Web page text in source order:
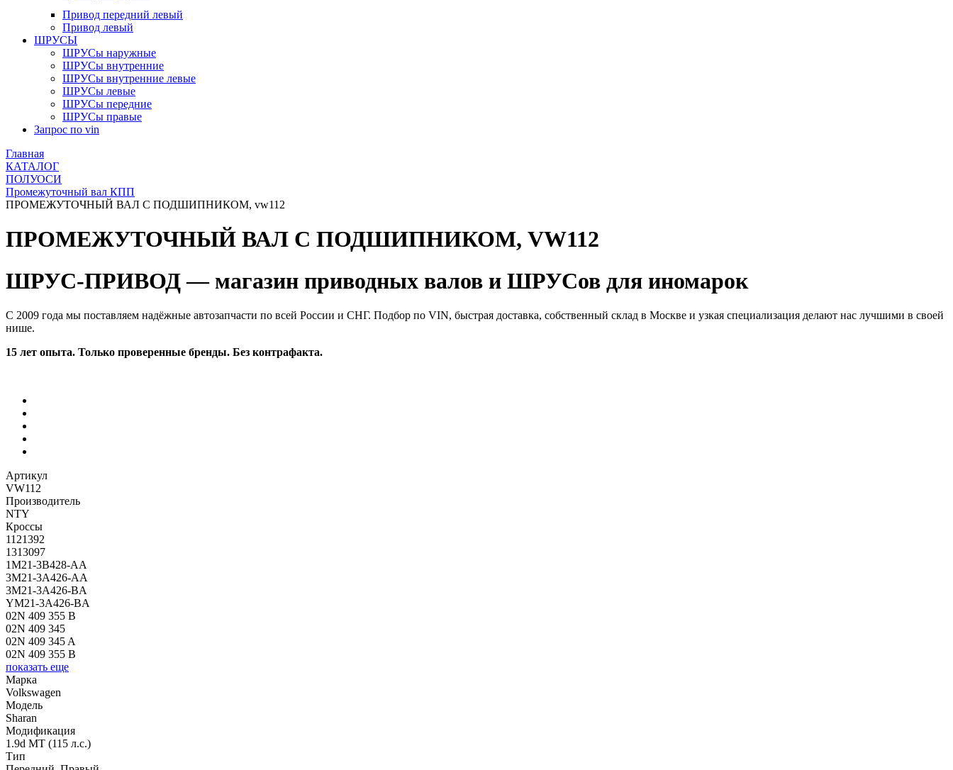
Привод передний левый
Привод левый
ШРУСЫ
ШРУСы наружные
ШРУСы внутренние
ШРУСы внутренние левые
ШРУСы левые
ШРУСы передние
ШРУСы правые
Запрос по vin
Главная
КАТАЛОГ
ПОЛУОСИ
Промежуточный вал КПП
ПРОМЕЖУТОЧНЫЙ ВАЛ С ПОДШИПНИКОМ, vw112
ПРОМЕЖУТОЧНЫЙ ВАЛ С ПОДШИПНИКОМ, VW112
ШРУС-ПРИВОД — магазин приводных валов и ШРУСов для иномарок
С 2009 года мы поставляем надёжные автозапчасти по всей России и СНГ. Подбор по VIN, быстрая доставка, собственный склад в Москве и узкая специализация делают нас лучшими в своей
нише.
15 лет опыта. Только проверенные бренды. Без контрафакта.
Артикул
VW112
Производитель
NTY
Кроссы
1121392
1313097
1M21-3B428-AA
3M21-3A426-AA
3M21-3A426-BA
YM21-3A426-BA
02N 409 355 B
02N 409 345
02N 409 345 A
02N 409 355 B
показать еще
Марка
Volkswagen
Модель
Sharan
Модификация
1.9d MT (115 л.с.)
Тип